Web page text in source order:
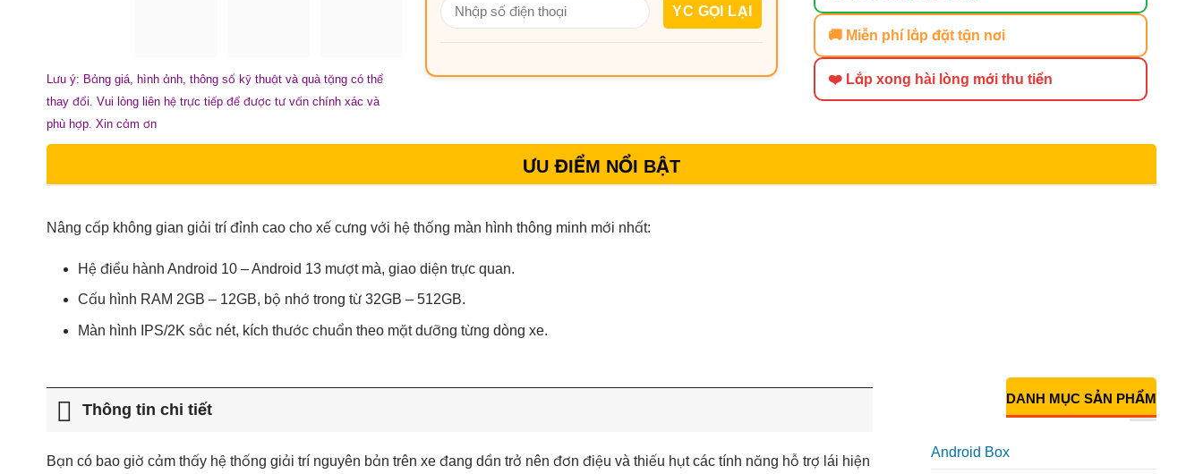
Lưu ý: Bảng giá, hình ảnh, thông số kỹ thuật và quà tặng có thể
thay đổi. Vui lòng liên hệ trực tiếp để được tư vấn chính xác và
phù hợp. Xin cảm ơn
🚚 Miễn phí lắp đặt tận nơi
❤️ Lắp xong hài lòng mới thu tiền
ƯU ĐIỂM NỔI BẬT
Nâng cấp không gian giải trí đỉnh cao cho xế cưng với hệ thống màn hình thông minh mới nhất:
Hệ điều hành Android 10 – Android 13 mượt mà, giao diện trực quan.
Cấu hình RAM 2GB – 12GB, bộ nhớ trong từ 32GB – 512GB.
Màn hình IPS/2K sắc nét, kích thước chuẩn theo mặt dưỡng từng dòng xe.
Thông tin chi tiết
Bạn có bao giờ cảm thấy hệ thống giải trí nguyên bản trên xe đang dần trở nên đơn điệu và thiếu hụt các tính năng hỗ trợ lái hiện
DANH MỤC SẢN PHẨM
Android Box